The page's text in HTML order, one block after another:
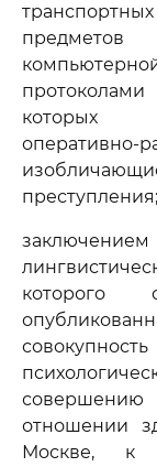
которых
преступления;
которого
отношении
Москве, к